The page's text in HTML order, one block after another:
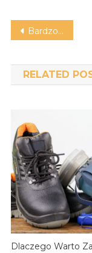
Bardzo profesjonalna stacja kontroli pojazdów
RELATED
Dlaczego Warto